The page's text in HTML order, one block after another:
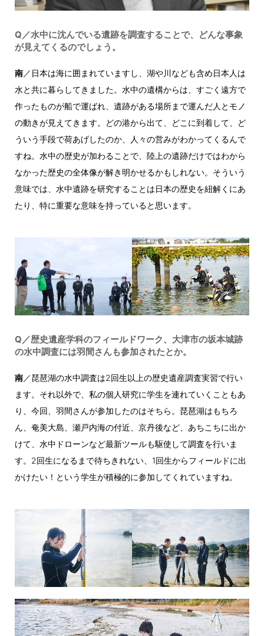
Q／水中に沈んでいる遺跡を調査することで、どんな事象
が見えてくるのでしょう。
南／日本は海に囲まれていますし、湖や川なども含め日本人は
水と共に暮らしてきました。水中の遺構からは、すごく遠方で
作ったものが船で運ばれ、遺跡がある場所まで運んだ人とモノ
の動きが見えてきます。どの港から出て、どこに到着して、ど
ういう手段で荷あげしたのか、人々の営みがわかってくるんで
すね。水中の歴史が加わることで、陸上の遺跡だけではわから
なかった歴史の全体像が解き明かせるかもしれない。そういう
意味では、水中遺跡を研究することは日本の歴史を紐解くにあ
たり、特に重要な意味を持っていると思います。
Q／歴史遺産学科のフィールドワーク、大津市の坂本城跡
の水中調査には羽間さんも参加されたとか。
南／琵琶湖の水中調査は2回生以上の歴史遺産調査実習で行い
ます。それ以外で、私の個人研究に学生を連れていくこともあ
り、今回、羽間さんが参加したのはそちら。琵琶湖はもちろ
ん、奄美大島、瀬戸内海の付近、京丹後など、あちこちに出か
けて、水中ドローンなど最新ツールも駆使して調査を行いま
す。2回生になるまで待ちきれない、1回生からフィールドに出
かけたい！という学生が積極的に参加してくれていますね。